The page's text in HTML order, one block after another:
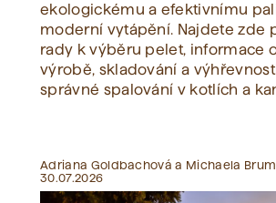
ekologickému a efektivnímu
moderní vytápění. Najdete zde
rady k výběru pelet, informace
výrobě, skladování a
správné spalování v kotlích a
Adriana Goldbachová a Michaela
30.07.2026